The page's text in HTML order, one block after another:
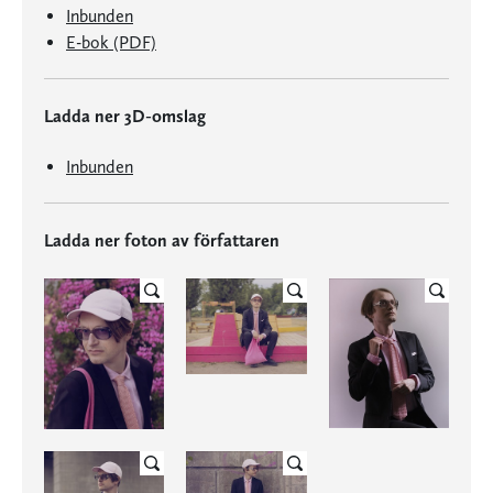
Inbunden
E-bok (PDF)
Ladda ner 3D-omslag
Inbunden
Ladda ner foton av författaren